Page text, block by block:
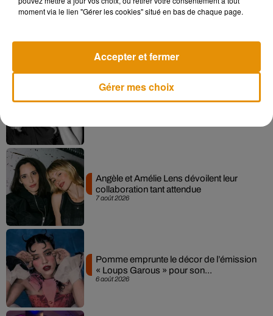
7 août 2026
Angèle et Amélie Lens dévoilent leur
collaboration tant attendue
6 août 2026
Pomme emprunte le décor de l’émission
« Loups Garous » pour son...
moment via le lien "Gérer les cookies" situé en bas de chaque page.
Gérer mes choix
Accepter et fermer